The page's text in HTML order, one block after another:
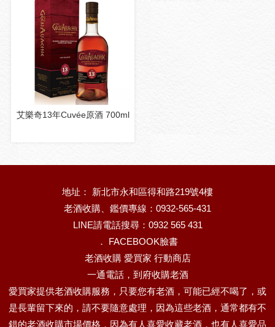
艾樂奇13年Cuvée原酒 700ml
地址： 新北市永和區得和路219號4樓
老酒收購、鑑價專線：0932-565-431
LINE請電話搜尋：0932 565 431
． FACEBOOK臉書
老酒收購 愛買家 行動商店
一通電話，到府收購老酒
愛買家提供老酒收購服務，只要您有老酒，可能已經不喝了，或
是長輩留下來的，請不要隨意處理，因為這些老酒，通常都有不
錯的老酒收購市場價格，因為有人喜愛收藏老酒，也有人喜愛品